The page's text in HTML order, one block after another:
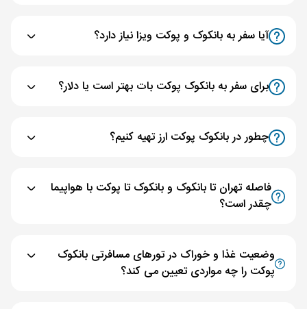
آیا سفر به بانکوک و پوکت ویزا نیاز دارد؟
برای سفر به بانکوک پوکت بات بهتر است یا دلار؟
چطور در بانکوک پوکت ارز تهیه کنیم؟
فاصله تهران تا بانکوک و بانکوک تا پوکت با هواپیما
چقدر است؟
وضعیت غذا و خوراک در تورهای مسافرتی بانکوک
پوکت را چه مواردی تعیین می کند؟